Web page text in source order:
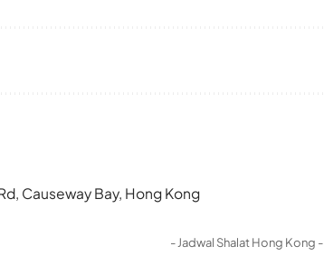
Causeway Bay, Hong Kong
- Jadwal Shalat Hong Kong -